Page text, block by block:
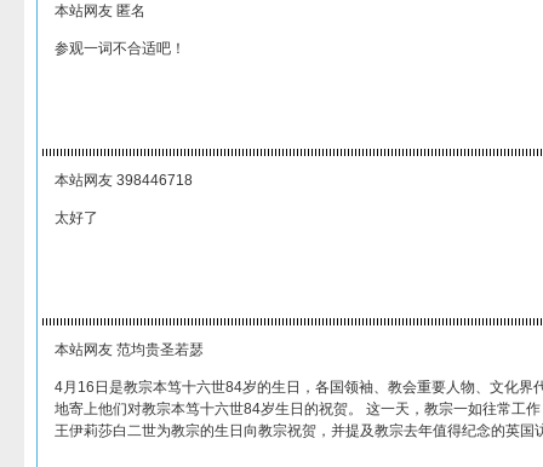
本站网友 匿名
参观一词不合适吧！
本站网友 398446718
太好了
本站网友 范均贵圣若瑟
4月16日是教宗本笃十六世84岁的生日，各国领袖、教会重要人物、文化界
地寄上他们对教宗本笃十六世84岁生日的祝贺。 这一天，教宗一如往常工
王伊莉莎白二世为教宗的生日向教宗祝贺，并提及教宗去年值得纪念的英国